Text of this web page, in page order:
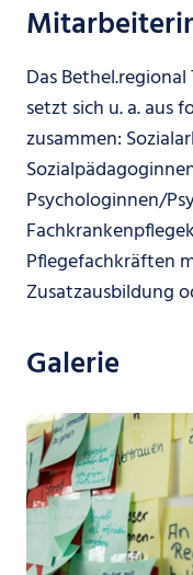
Das
setzt sich u. a. aus
zusammen:
Psychologinnen/
Pflegefachkräften
Zusatzausbildung
Galerie